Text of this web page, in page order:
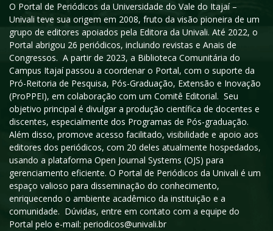
O Portal de Periódicos da Universidade do Vale do Itajaí –
Univali teve sua origem em 2008, fruto da visão pioneira de um
grupo de editores apoiados pela Editora da Univali. Até 2022, o
Portal abrigou 26 periódicos, incluindo revistas e Anais de
Congressos. A partir de 2023, a Biblioteca Comunitária do
Campus Itajaí passou a coordenar o Portal, com o suporte da
Pró-Reitoria de Pesquisa, Pós-Graduação, Extensão e Inovação
(ProPPEI), em colaboração com um Comitê Editorial. Seu
objetivo principal é divulgar a produção científica de docentes e
discentes, especialmente dos Programas de Pós-graduação.
Além disso, promove acesso facilitado, visibilidade e apoio aos
editores dos periódicos, com 20 deles atualmente hospedados,
usando a plataforma Open Journal Systems (OJS) para
gerenciamento eficiente. O Portal de Periódicos da Univali é um
espaço valioso para disseminação do conhecimento,
enriquecendo o ambiente acadêmico da instituição e a
comunidade. Dúvidas, entre em contato com a equipe do
Portal pelo e-mail: periodicos@univali.br